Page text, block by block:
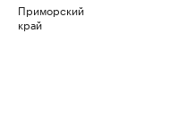
Приморский
край